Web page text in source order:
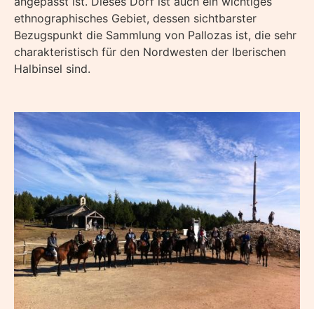
ethnographisches Gebiet, dessen sichtbarster
Bezugspunkt die Sammlung von Pallozas ist, die sehr
charakteristisch für den Nordwesten der Iberischen
Halbinsel sind.